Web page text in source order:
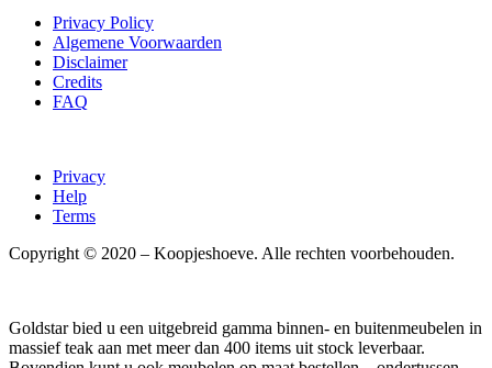
Privacy Policy
Algemene Voorwaarden
Disclaimer
Credits
FAQ
Privacy
Help
Terms
Copyright © 2020 – Koopjeshoeve. Alle rechten voorbehouden.
Goldstar bied u een uitgebreid gamma binnen- en buitenmeubelen in
massief teak aan met meer dan 400 items uit stock leverbaar.